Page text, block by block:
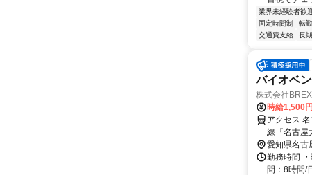
業界未経験者歓
固定時間制
転勤
交通費支給
長
バイオベ
株式会社
時給1,500
アクセス
線『名古屋
愛知県名古
勤務時間
間：8時間/